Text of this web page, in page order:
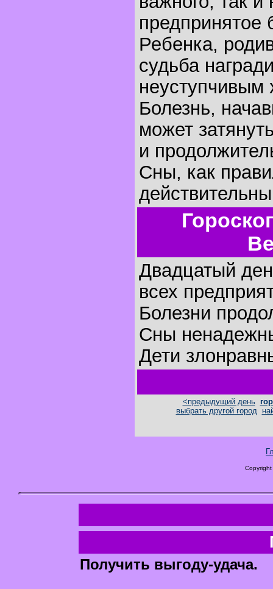
предпринятое
Ребенка,
судьба
неуступчивым
Болезнь,
может
и
Сны, как
Двадцатый
всех
Болезни
Сны
Дети
<предыдущий день
выбрать другой город
Получить выгоду-удача.